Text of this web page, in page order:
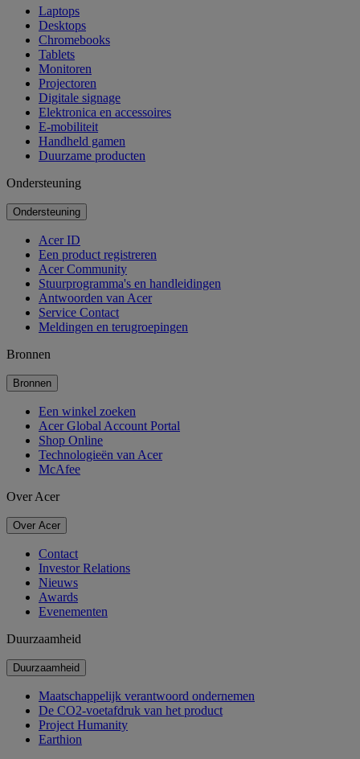
Laptops
Desktops
Chromebooks
Tablets
Monitoren
Projectoren
Digitale signage
Elektronica en accessoires
E-mobiliteit
Handheld gamen
Duurzame producten
Ondersteuning
Ondersteuning
Acer ID
Een product registreren
Acer Community
Stuurprogramma's en handleidingen
Antwoorden van Acer
Service Contact
Meldingen en terugroepingen
Bronnen
Bronnen
Een winkel zoeken
Acer Global Account Portal
Shop Online
Technologieën van Acer
McAfee
Over Acer
Over Acer
Contact
Investor Relations
Nieuws
Awards
Evenementen
Duurzaamheid
Duurzaamheid
Maatschappelijk verantwoord ondernemen
De CO2-voetafdruk van het product
Project Humanity
Earthion